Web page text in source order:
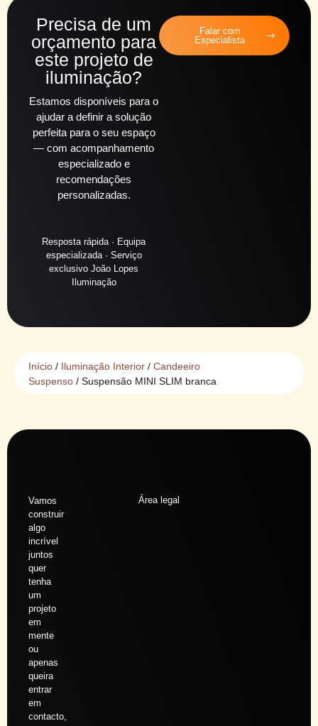
Precisa de um
orçamento para
este projeto de
iluminação?
Estamos disponíveis para o
ajudar a definir a solução
perfeita para o seu espaço
— com acompanhamento
especializado e
recomendações
personalizadas.
Resposta rápida · Equipa
especializada · Serviço
exclusivo João Lopes
Iluminação
Falar com
Especialista
Início / Iluminação Interior / Candeeiro
Suspenso / Suspensão MINI SLIM branca
Vamos
construir
algo
incrível
juntos
quer
tenha
um
projeto
em
mente
ou
apenas
queira
entrar
em
contacto,
Área legal